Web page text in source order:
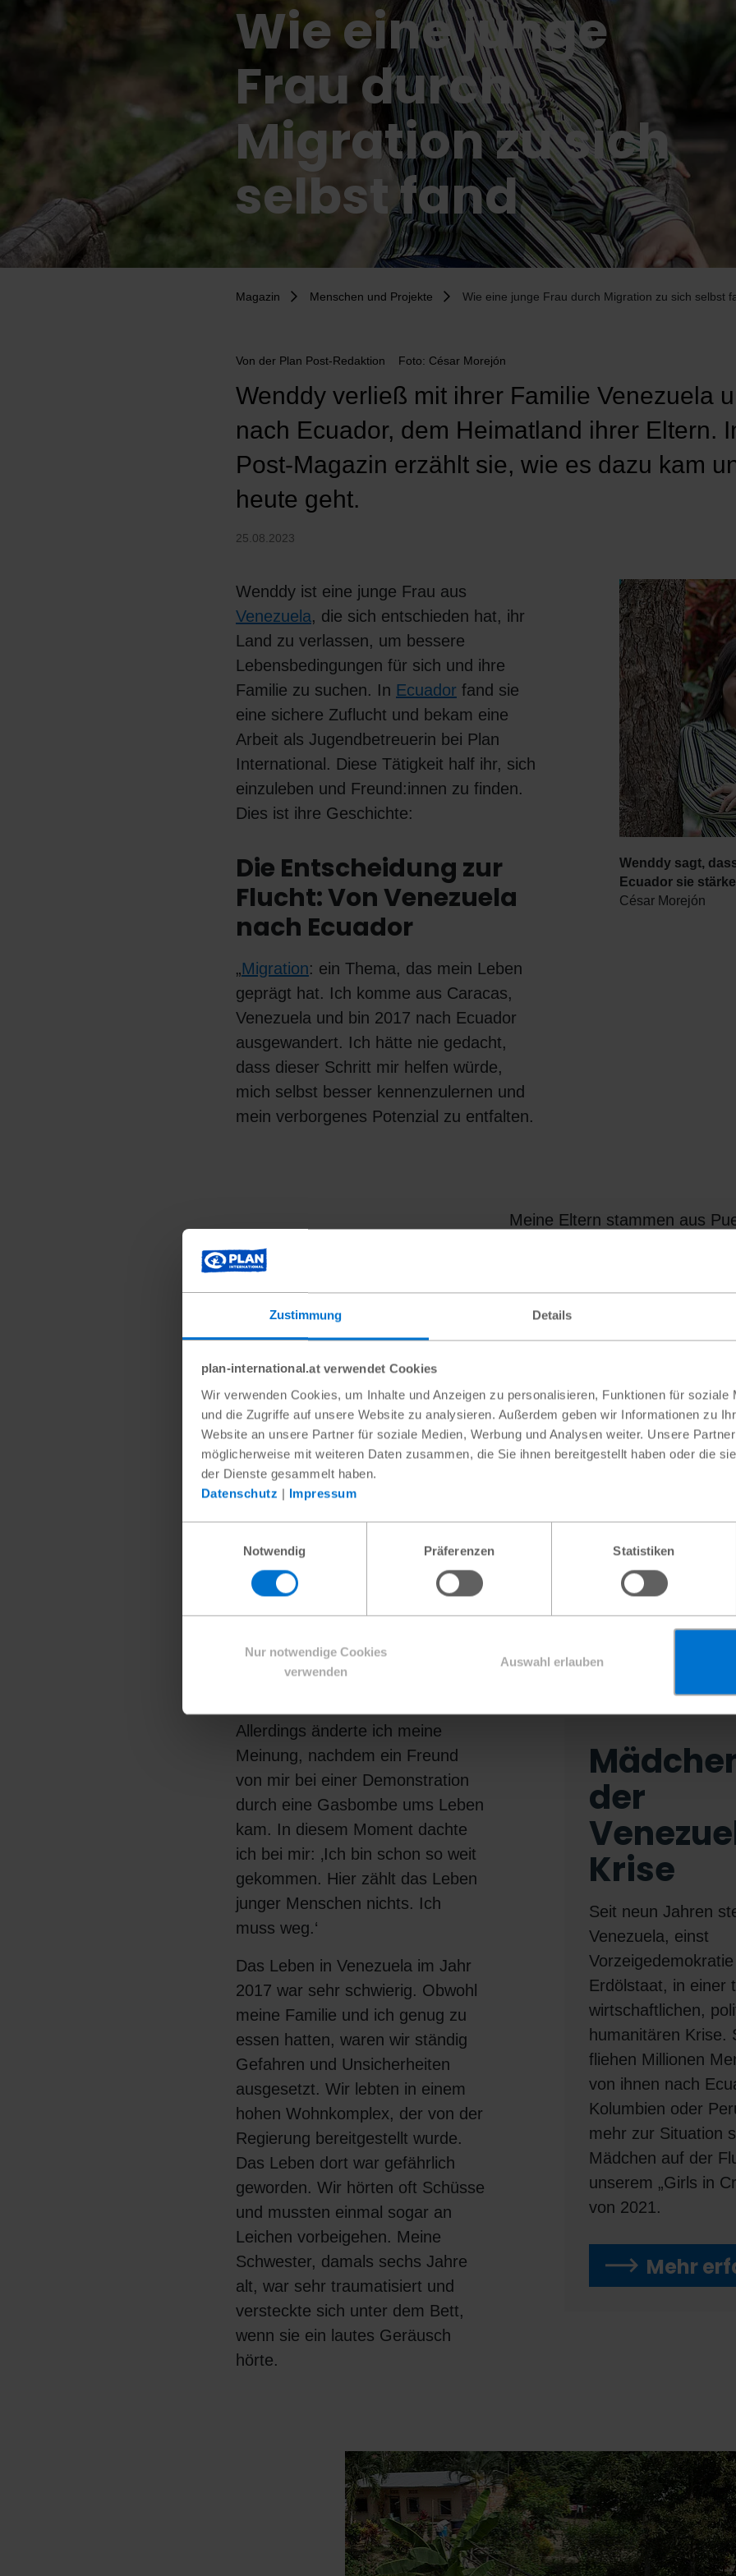
Zustimmung Details
plan-international.at verwendet Cookies
Wir verwenden Cookies, um Inhalte und Anzeigen zu personalisieren, Funktionen für soziale
und die Zugriffe auf unsere Website zu analysieren. Außerdem geben wir Informationen zu
Website an unsere Partner für soziale Medien, Werbung und Analysen weiter. Unsere
möglicherweise mit weiteren Daten zusammen, die Sie ihnen bereitgestellt haben oder die
der Dienste gesammelt haben.
Datenschutz | Impressum
Notwendig
Präferenzen Statistiken
Nur notwendige Cookies
verwenden
Auswahl erlauben
Wie eine junge
Frau durch
Migration zu sich
selbst fand
Magazin Menschen und Projekte Wie eine junge Frau durch Migration zu sich selbst
Von der Plan Post-Redaktion Foto: César Morejón
Wenddy verließ mit ihrer Familie Venezuela
nach Ecuador, dem Heimatland ihrer Eltern.
Post-Magazin erzählt sie, wie es dazu kam
heute geht.
25.08.2023
Wenddy ist eine junge Frau aus
Venezuela, die sich entschieden hat, ihr
Land zu verlassen, um bessere
Lebensbedingungen für sich und ihre
Familie zu suchen. In Ecuador fand sie
eine sichere Zuflucht und bekam eine
Arbeit als Jugendbetreuerin bei Plan
International. Diese Tätigkeit half ihr, sich
einzuleben und Freund:innen zu finden.
Dies ist ihre Geschichte:
Die Entscheidung zur
Flucht: Von Venezuela
nach Ecuador
„Migration: ein Thema, das mein Leben
geprägt hat. Ich komme aus Caracas,
Venezuela und bin 2017 nach Ecuador
ausgewandert. Ich hätte nie gedacht,
dass dieser Schritt mir helfen würde,
mich selbst besser kennenzulernen und
mein verborgenes Potenzial zu entfalten.
Wenddy sagt,
Ecuador sie
César Morejón
Meine Eltern stammen aus
Jahren, als sie 18 waren,
Zuhause, um in Venezuela zu
wurden meine Schwestern
zu leben, wollte ich zunächst
Ich kannte die Gegend ein
alle zwei Jahre im Urlaub
durch. Ich studierte Jura im
und wollte mein Studium nicht
Anfangs schlug ich meinen
Caracas zu bleiben, bis ich
Allerdings änderte ich meine
Meinung, nachdem ein Freund
von mir bei einer Demonstration
durch eine Gasbombe ums Leben
kam. In diesem Moment dachte
ich bei mir: ‚Ich bin schon so weit
gekommen. Hier zählt das Leben
junger Menschen nichts. Ich
muss weg.‘
Das Leben in Venezuela im Jahr
2017 war sehr schwierig. Obwohl
meine Familie und ich genug zu
essen hatten, waren wir ständig
Gefahren und Unsicherheiten
ausgesetzt. Wir lebten in einem
hohen Wohnkomplex, der von der
Regierung bereitgestellt wurde.
Das Leben dort war gefährlich
geworden. Wir hörten oft Schüsse
und mussten einmal sogar an
Leichen vorbeigehen. Meine
Schwester, damals sechs Jahre
alt, war sehr traumatisiert und
versteckte sich unter dem Bett,
wenn sie ein lautes Geräusch
hörte.
der
Krise
Seit neun Jahren
Venezuela, einst
Erdölstaat, in einer
wirtschaftlichen,
humanitären Krise.
fliehen Millionen
von ihnen nach
Kolumbien oder
mehr zur Situation
Mädchen auf der
unserem „Girls in
von 2021.
Mehr